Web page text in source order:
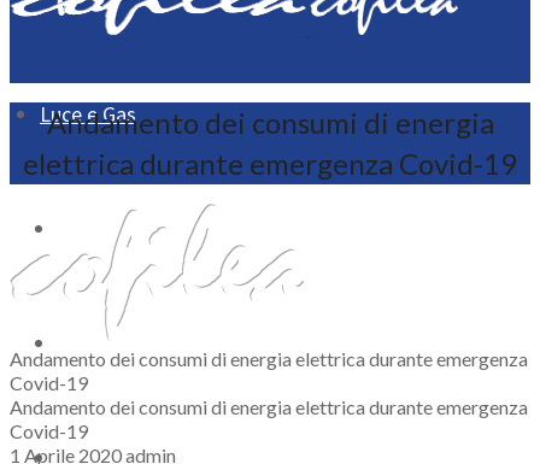
Luce e Gas
Risparmio Energetico
Azienda
Andamento dei consumi di energia
elettrica durante emergenza Covid-19
Andamento dei consumi di energia elettrica durante emergenza
Covid-19
Andamento dei consumi di energia elettrica durante emergenza
Covid-19
1 Aprile 2020admin